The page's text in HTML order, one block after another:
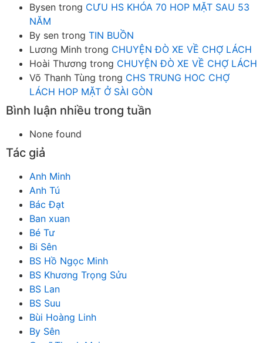
Bysen trong CƯU HS KHÓA 70 HOP MẶT SAU 53
NĂM
By sen trong TIN BUỒN
Lương Minh trong CHUYỆN ĐÒ XE VỀ CHỢ LÁCH
Hoài Thương trong CHUYỆN ĐÒ XE VỀ CHỢ LÁCH
Võ Thanh Tùng trong CHS TRUNG HOC CHỢ
LÁCH HOP MẶT Ở SÀI GÒN
Bình luận nhiều trong tuần
None found
Tác giả
Anh Minh
Anh Tú
Bác Đạt
Ban xuan
Bé Tư
Bi Sên
BS Hồ Ngọc Minh
BS Khương Trọng Sửu
BS Lan
BS Suu
Bùi Hoàng Linh
By Sên